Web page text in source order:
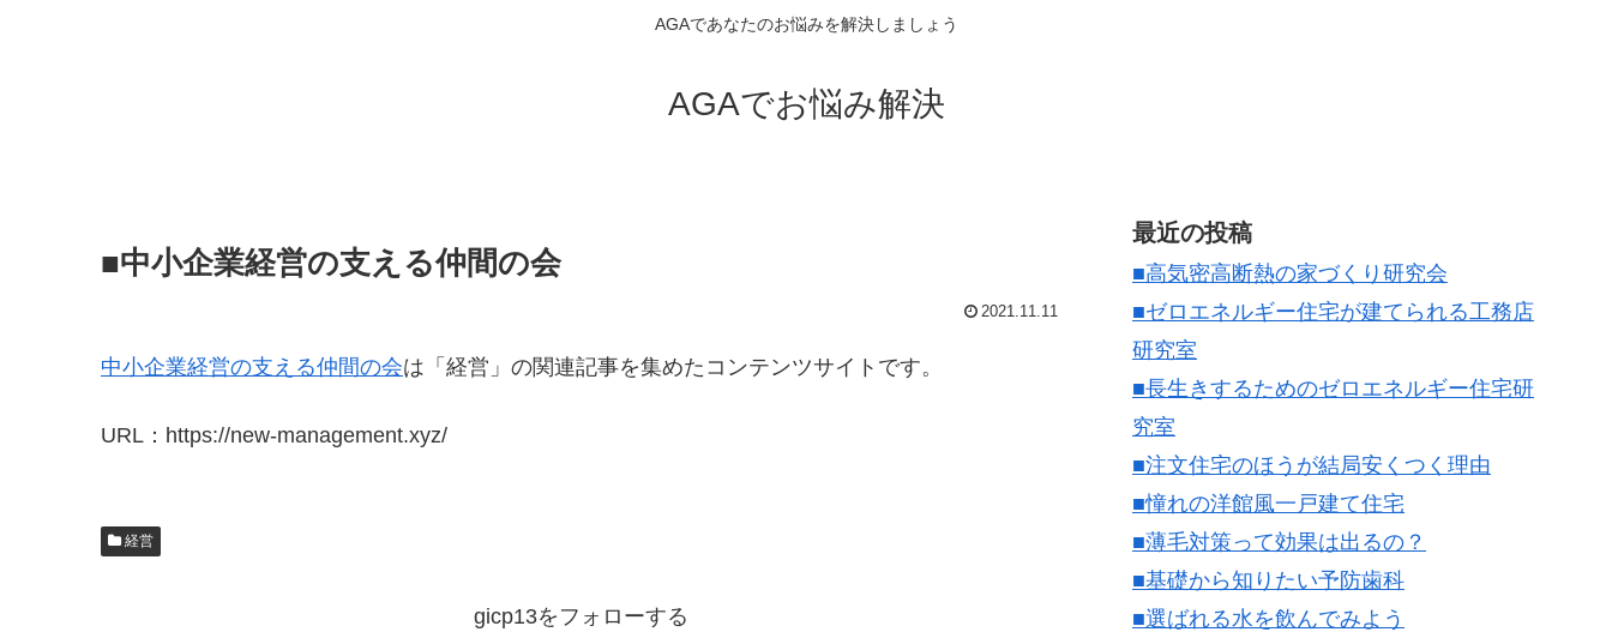
AGAであなたのお悩みを解決しましょう
AGAでお悩み解決
■中小企業経営の支える仲間の会
2021.11.11
中小企業経営の支える仲間の会は「経営」の関連記事を集めたコンテンツサイトです。
URL：https://new-management.xyz/
経営
gicp13をフォローする
最近の投稿
■高気密高断熱の家づくり研究会
■ゼロエネルギー住宅が建てられる工務店
研究室
■長生きするためのゼロエネルギー住宅研
究室
■注文住宅のほうが結局安くつく理由
■憧れの洋館風一戸建て住宅
■薄毛対策って効果は出るの？
■基礎から知りたい予防歯科
■選ばれる水を飲んでみよう